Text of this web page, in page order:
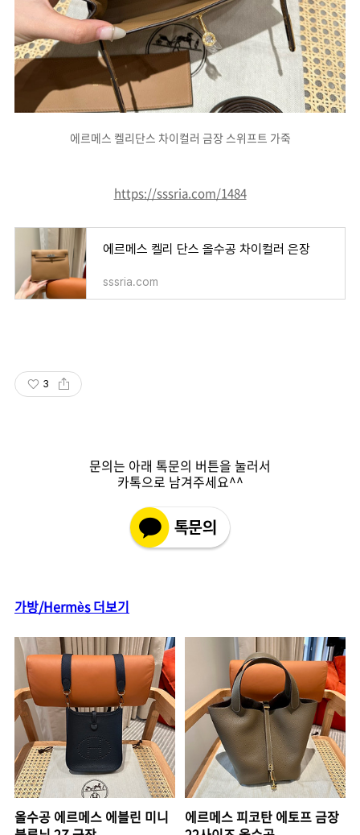
에르메스 켈리단스 차이컬러 금장 스위프트 가죽
https://sssria.com/1484
에르메스 켈리 단스 올수공 차이컬러 은장
sssria.com
3
문의는 아래 톡문의 버튼을 눌러서
카톡으로 남겨주세요^^
가방/Hermès 더보기
올수공 에르메스 에블린 미니
에르메스 피코탄 에토프 금장